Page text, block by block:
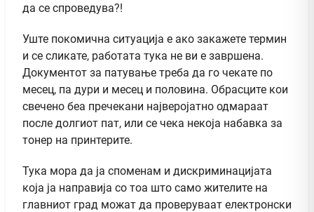
да се спроведува?!
Уште покомична ситуација е ако закажете термин
и се сликате, работата тука не ви е завршена.
Документот за патување треба да го чекате по
месец, па дури и месец и половина. Обрасците кои
свечено беа пречекани најверојатно одмараат
после долгиот пат, или се чека некоја набавка за
тонер на принтерите.
Тука мора да ја споменам и дискриминацијата
која ја направија со тоа што само жителите на
главниот град можат да проверуваат електронски